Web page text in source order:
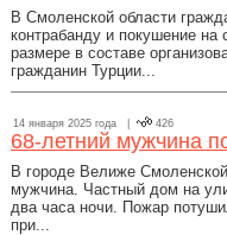
В Смоленской области
контрабанду и покушение на
размере в составе
гражданин Турции...
14 января 2025 года | 426
68-летний мужчина
В городе Велиже
мужчина. Частный дом на
два часа ночи. Пожар
при...